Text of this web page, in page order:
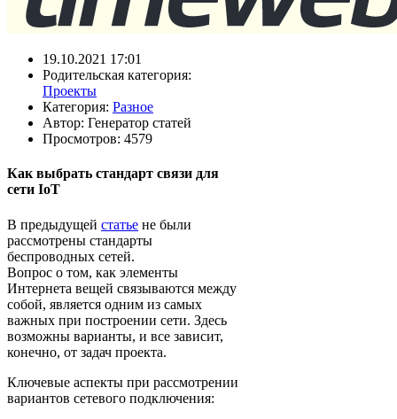
19.10.2021 17:01
Родительская категория:
Проекты
Категория: Разное
Автор: Генератор статей
Просмотров: 4579
Как выбрать стандарт связи для
сети IoT
В предыдущей статье не были
рассмотрены стандарты
беспроводных сетей.
Вопрос о том, как элементы
Интернета вещей связываются между
собой, является одним из самых
важных при построении сети. Здесь
возможны варианты, и все зависит,
конечно, от задач проекта.
Ключевые аспекты при рассмотрении
вариантов сетевого подключения: